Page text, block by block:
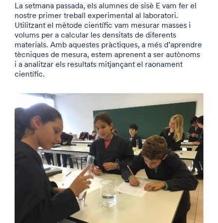
La setmana passada, els alumnes de sisè E vam fer el
nostre primer treball experimental al laboratori.
Utilitzant el mètode científic vam mesurar masses i
volums per a calcular les densitats de diferents
materials. Amb aquestes pràctiques, a més d’aprendre
tècniques de mesura, estem aprenent a ser autònoms
i a analitzar els resultats mitjançant el raonament
científic.